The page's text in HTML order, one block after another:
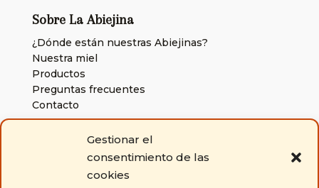
Gestionar el
consentimiento de las
cookies
Sobre La Abiejina
¿Dónde están nuestras Abiejinas?
Nuestra miel
Productos
Preguntas frecuentes
Contacto
Política de cookies
Aviso legal y condiciones generales de uso